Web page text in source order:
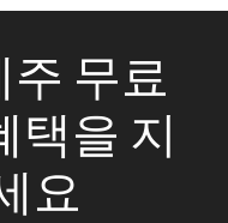
주 무료
택을 지
요